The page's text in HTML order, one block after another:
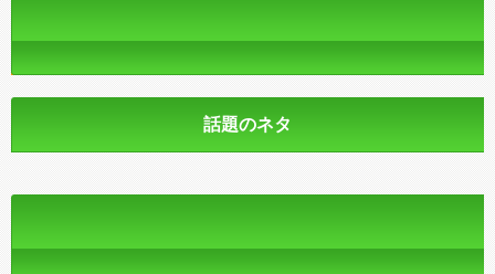
話題のネタ